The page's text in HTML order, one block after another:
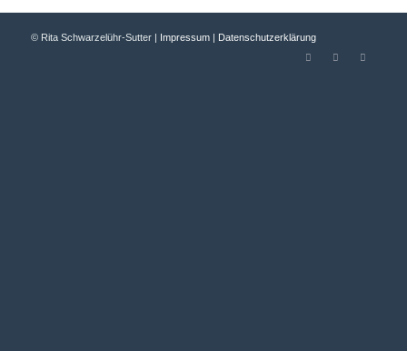
© Rita Schwarzelühr-Sutter | Impressum| Datenschutzerklärung